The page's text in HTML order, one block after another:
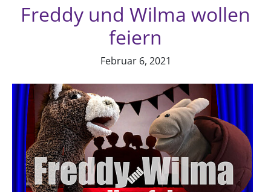
Freddy und Wilma wollen
feiern
Februar 6, 2021